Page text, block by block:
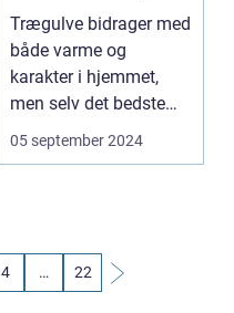
Trægulve bidrager med
både varme og
karakter i hjemmet,
men selv det bedste
trægul...
05 september 2024
4 … 22